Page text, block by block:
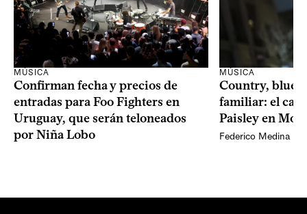
MÚSICA
Confirman fecha y precios de
entradas para Foo Fighters en
Uruguay, que serán teloneados
por Niña Lobo
MÚSICA
Country,
familiar: el
Paisley en
Federico Medina